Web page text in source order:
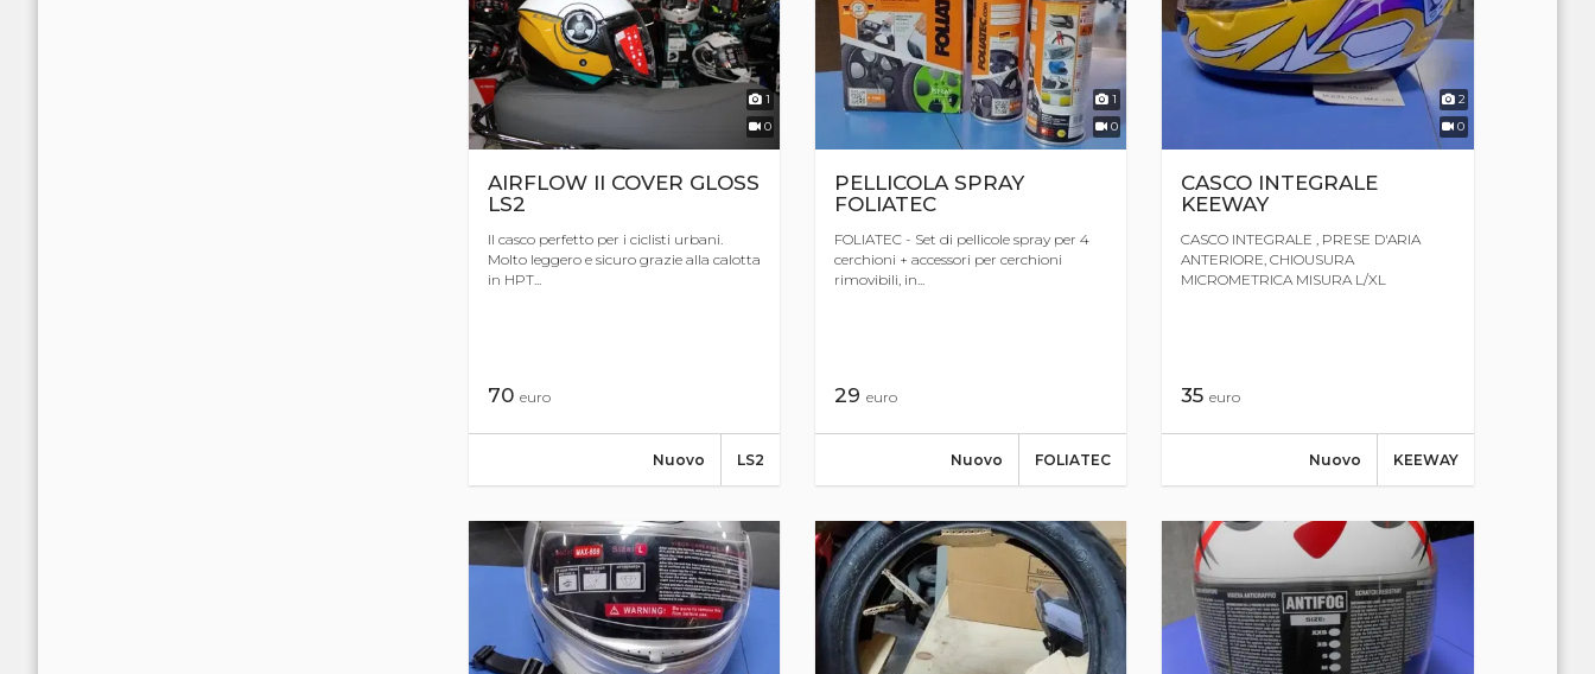
1
0
AIRFLOW II COVER GLOSS
LS2
Il casco perfetto per i ciclisti urbani.
Molto leggero e sicuro grazie alla calotta
in HPT...
70 euro
LS2
Nuovo
1
0
PELLICOLA SPRAY
FOLIATEC
FOLIATEC - Set di pellicole spray per 4
cerchioni + accessori per cerchioni
rimovibili, in...
29 euro
FOLIATEC
Nuovo
2
0
CASCO INTEGRALE
KEEWAY
CASCO INTEGRALE , PRESE D'ARIA
ANTERIORE, CHIOUSURA
MICROMETRICA MISURA L/XL
35euro
KEEWAY
Nuovo